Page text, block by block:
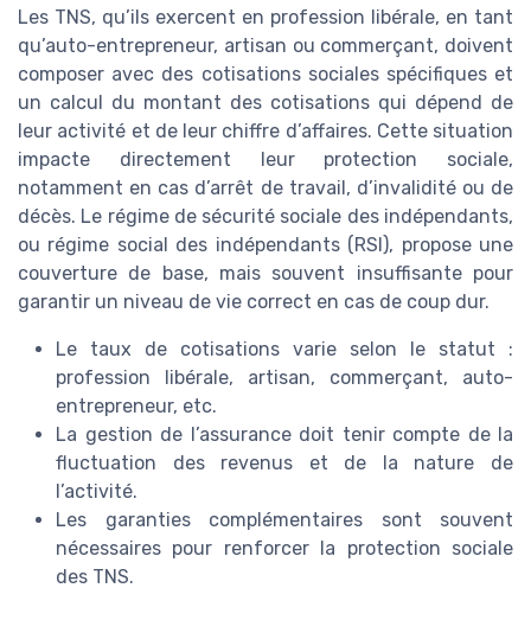
Les TNS, qu’ils exercent en profession libérale, en tant
qu’auto-entrepreneur, artisan ou commerçant, doivent
composer avec des cotisations sociales spécifiques et
un calcul du montant des cotisations qui dépend de
leur activité et de leur chiffre d’affaires. Cette situation
impacte directement leur protection sociale,
notamment en cas d’arrêt de travail, d’invalidité ou de
décès. Le régime de sécurité sociale des indépendants,
ou régime social des indépendants (RSI), propose une
couverture de base, mais souvent insuffisante pour
garantir un niveau de vie correct en cas de coup dur.
Le taux de cotisations varie selon le statut :
profession libérale, artisan, commerçant, auto-
entrepreneur, etc.
La gestion de l’assurance doit tenir compte de la
fluctuation des revenus et de la nature de
l’activité.
Les garanties complémentaires sont souvent
nécessaires pour renforcer la protection sociale
des TNS.